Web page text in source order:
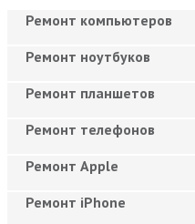
Ремонт компьютеров
Ремонт ноутбуков
Ремонт планшетов
Ремонт телефонов
Ремонт Apple
Ремонт iPhone